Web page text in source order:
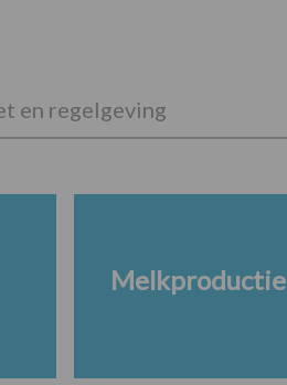
en regelgeving
Melkproductie